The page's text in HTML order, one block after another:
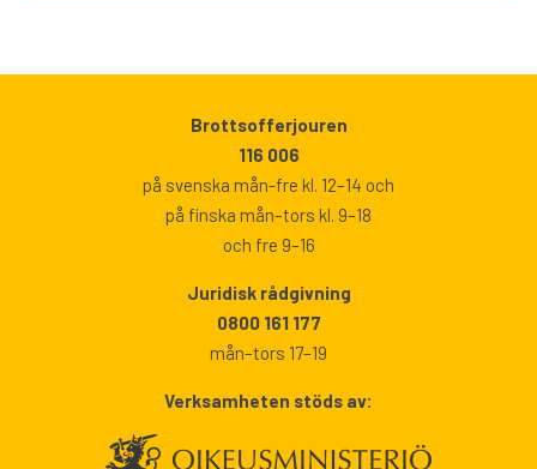
Brottsofferjouren
116 006
på svenska mån-fre kl. 12–14 och
på finska mån–tors kl. 9–18
och fre 9–16
Juridisk rådgivning
0800 161 177
mån–tors 17–19
Verksamheten stöds av: